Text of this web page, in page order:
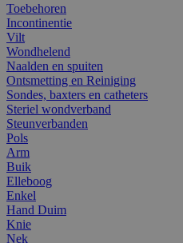
Toebehoren
Incontinentie
Vilt
Wondhelend
Naalden en spuiten
Ontsmetting en Reiniging
Sondes, baxters en catheters
Steriel wondverband
Steunverbanden
Pols
Arm
Buik
Elleboog
Enkel
Hand Duim
Knie
Nek